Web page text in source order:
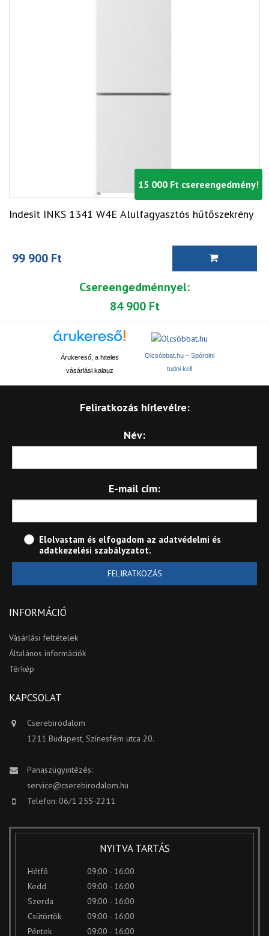
15 000 Ft csereengedmény!
Indesit INKS 1341 W4E Alulfagyasztós hűtőszekrény
99 900 Ft
Csereengedménnyel:
84 900 Ft
Árukereső, a hiteles
vásárlási kalauz
Olcsóbbat.hu – Spórolni
tudni kell
Feliratkozás hírlevélre:
Név:
E-mail cím:
Elolvastam és elfogadom az adatvédelmi és
adatkezelési szabályzatot.
FELIRATKOZÁS
INFORMÁCIÓ
Vásárlási feltételek
Általános információk
Térkép
KAPCSOLAT
Cserebirodalom
1211 Budapest, Színesfém utca 20.
Panaszügyintézés:
service@cserebirodalom.hu
Telefon: 06/1 255-2211
NYITVA TARTÁS
Hétfő
09:00 - 16:00
Kedd
09:00 - 16:00
Szerda
09:00 - 16:00
Csütörtök
09:00 - 16:00
Péntek
09:00 - 16:00